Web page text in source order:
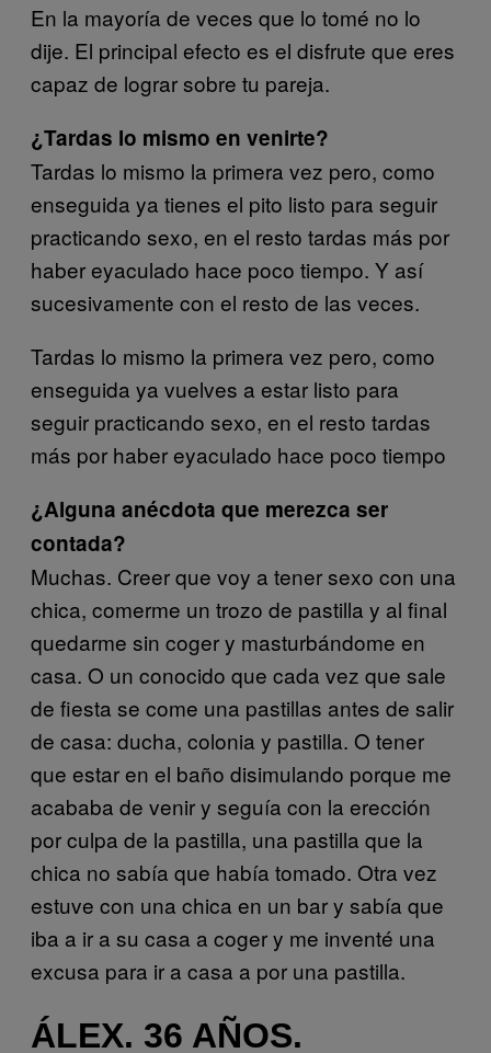
En la mayoría de veces que lo tomé no lo
dije. El principal efecto es el disfrute que eres
capaz de lograr sobre tu pareja.
¿Tardas lo mismo en venirte?
Tardas lo mismo la primera vez pero, como
enseguida ya tienes el pito listo para seguir
practicando sexo, en el resto tardas más por
haber eyaculado hace poco tiempo. Y así
sucesivamente con el resto de las veces.
Tardas lo mismo la primera vez pero, como
enseguida ya vuelves a estar listo para
seguir practicando sexo, en el resto tardas
más por haber eyaculado hace poco tiempo
¿Alguna anécdota que merezca ser
contada?
Muchas. Creer que voy a tener sexo con una
chica, comerme un trozo de pastilla y al final
quedarme sin coger y masturbándome en
casa. O un conocido que cada vez que sale
de fiesta se come una pastillas antes de salir
de casa: ducha, colonia y pastilla. O tener
que estar en el baño disimulando porque me
acababa de venir y seguía con la erección
por culpa de la pastilla, una pastilla que la
chica no sabía que había tomado. Otra vez
estuve con una chica en un bar y sabía que
iba a ir a su casa a coger y me inventé una
excusa para ir a casa a por una pastilla.
ÁLEX. 36 AÑOS.